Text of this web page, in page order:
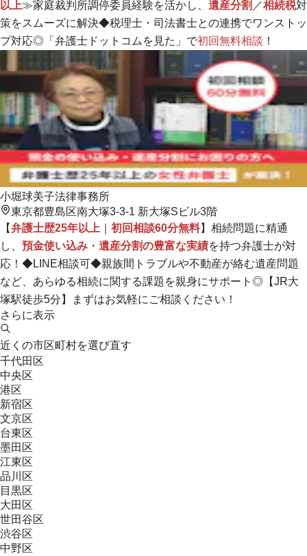
以上≫家庭裁判所調停委員経験を活かし、 遺産分割 ／相続税対
策をスムーズに解決◆税理士・司法書士との連携でワンストッ
プ対応◎「弁護士ドットコムを見た」で初回無料相談 ！
小堀球美子法律事務所
東京都豊島区南大塚3-3-1 新大塚Sビル3階
【弁護士歴25年以上 初回相談60分無料】相続問題に精通
し、 預金使い込み ・ 遺産分割の豊富な実績を持つ弁護士が対
応！◆LINE相談可◆親族間トラブルや不動産が絡む遺産問題
など、あらゆる相続に関する課題を親身にサポート◎ 【JR大
塚駅徒歩5分】まずはお気軽にご相談ください！
さらに表示
近くの市区町村を選び直す
千代田区
中央区
港区
新宿区
文京区
台東区
墨田区
江東区
品川区
目黒区
大田区
世田谷区
渋谷区
中野区